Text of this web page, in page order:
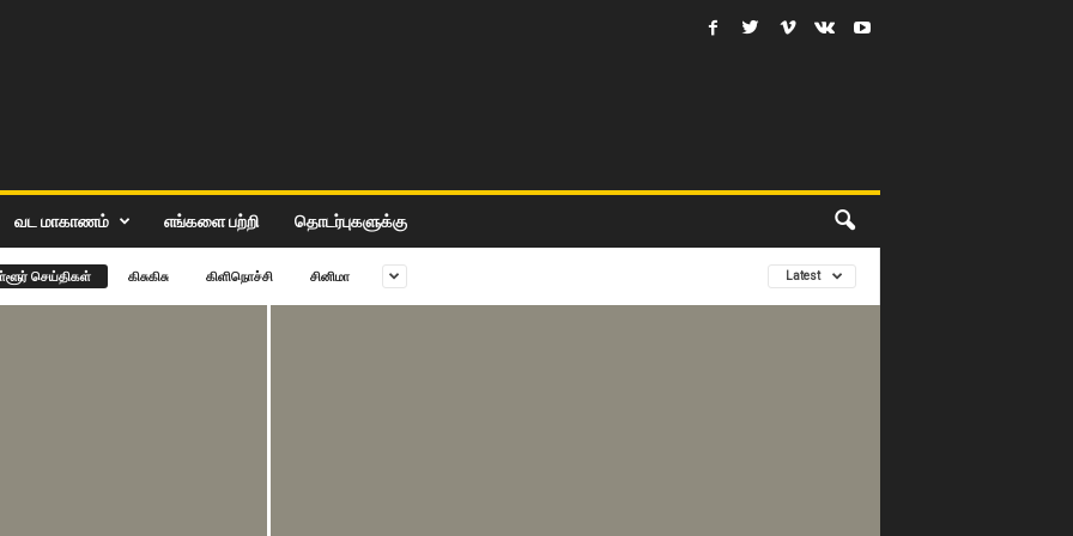
வட மாகாணம் எங்களை பற்றி தொடர்புகளுக்கு
செய்திகள் கிசு‌கிசு கிளிநொச்சி சி‌னிமா Latest